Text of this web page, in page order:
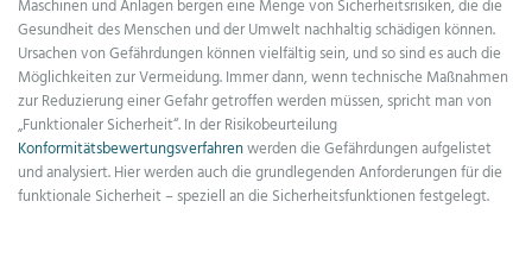
Maschinen und Anlagen bergen eine Menge von Sicherheitsrisiken, die die
Gesundheit des Menschen und der Umwelt nachhaltig schädigen können.
Ursachen von Gefährdungen können vielfältig sein, und so sind es auch die
Möglichkeiten zur Vermeidung. Immer dann, wenn technische Maßnahmen
zur Reduzierung einer Gefahr getroffen werden müssen, spricht man von
„Funktionaler Sicherheit“. In der Risikobeurteilung
Konformitätsbewertungsverfahrenwerden die Gefährdungen aufgelistet
und analysiert. Hier werden auch die grundlegenden Anforderungen für die
funktionale Sicherheit – speziell an die Sicherheitsfunktionen festgelegt.